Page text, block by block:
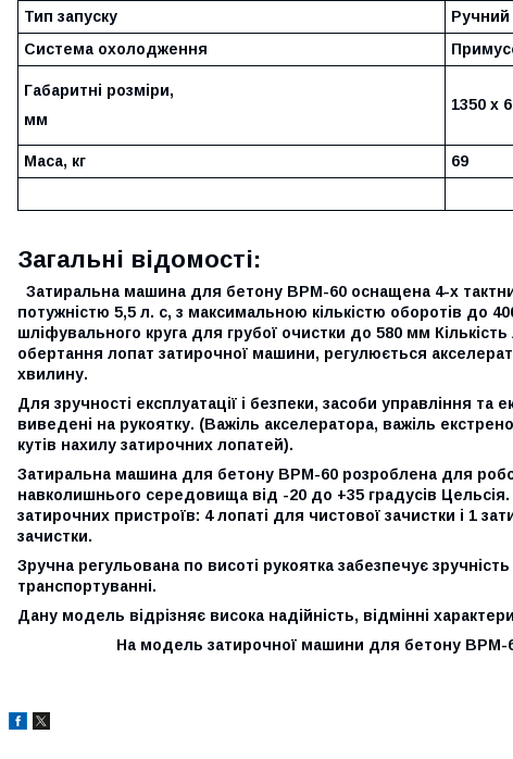
Тип запуску
Ручний
Система охолодження
Габаритні розміри,
мм
1350 х
Маса, кг 69
Загальні відомості:
Затиральна машина для бетону BPM-60 оснащена 4-х
потужністю 5,5 л. с, з максимальною кількістю оборотів до
шліфувального круга для грубої очистки до 580 мм
обертання лопат затирочної машини, регулюється
хвилину.
Для зручності експлуатації і безпеки, засоби управління та
виведені на рукоятку. (Важіль акселератора, важіль
кутів нахилу затирочних лопатей).
Затиральна машина для бетону BPM-60 розроблена для
навколишнього середовища від -20 до +35 градусів
затирочних пристроїв: 4 лопаті для чистової зачистки і 1
зачистки.
Зручна регульована по висоті рукоятка забезпечує зручність
транспортуванні.
Дану модель відрізняє висока надійність, відмінні
На модель затирочної машини для бетону BPM-